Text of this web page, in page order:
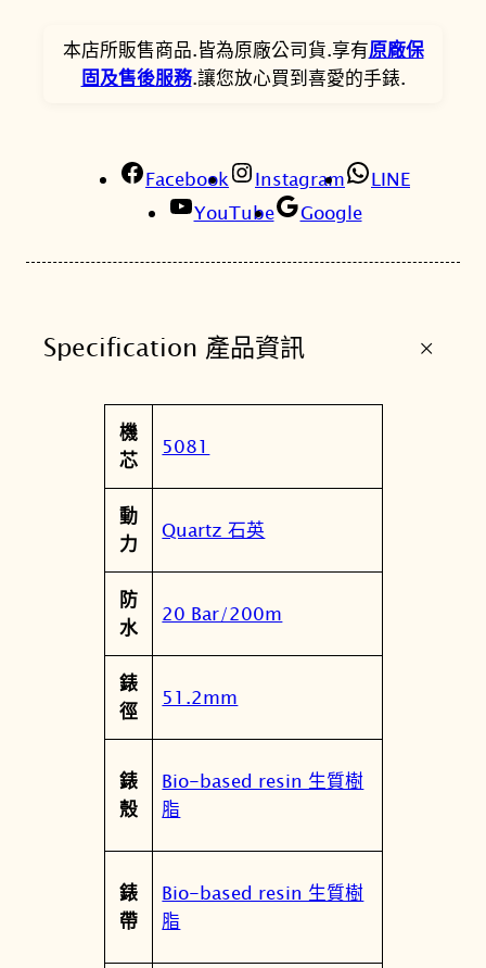
K
G
A
0
0
1
經
三
盤
指
數
位
雙
顯
錶
數
本店所販售商品.皆為原廠公司貨.享有原廠保
固及售後服務.讓您放心買到喜愛的手錶.
Facebook Instagram
LINE
YouTube
Google
Specification 產品資訊 +
屬
性
值
機
芯
5081
動
力
Quartz 石英
防
水
20 Bar/200m
錶
徑
51.2mm
錶
殼
Bio-based resin 生質樹
脂
錶
帶
Bio-based resin 生質樹
脂